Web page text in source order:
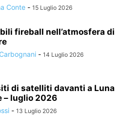
Conte - 15 Luglio 2026
fireball nell’atmosfera di
- 14 Luglio 2026
di satelliti davanti a Luna
– luglio 2026
- 13 Luglio 2026